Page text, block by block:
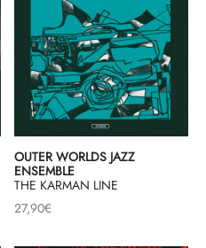
OUTER WORLDS JAZZ
ENSEMBLE
THE KARMAN LINE
27,90€